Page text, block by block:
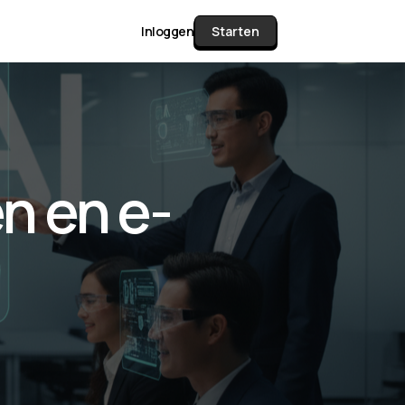
Matrix
alle pakketten en mogelijkheden
documenten verzamelen en facturen
tot controleren, boeken, bank
& klant dashboard.
Inloggen Starten
en e-